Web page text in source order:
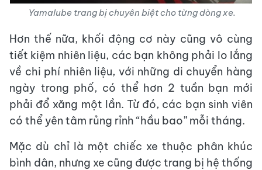
Yamalube trang bị chuyên biệt cho từng dòng xe.
Hơn thế nữa, khối động cơ này cũng vô cùng
tiết kiệm nhiên liệu, các bạn không phải lo lắng
về chi phí nhiên liệu, với những di chuyển hàng
ngày trong phố, có thể hơn 2 tuần bạn mới
phải đổ xăng một lần. Từ đó, các bạn sinh viên
có thể yên tâm rủng rỉnh “hầu bao” mỗi tháng.
Mặc dù chỉ là một chiếc xe thuộc phân khúc
bình dân, nhưng xe cũng được trang bị hệ thống